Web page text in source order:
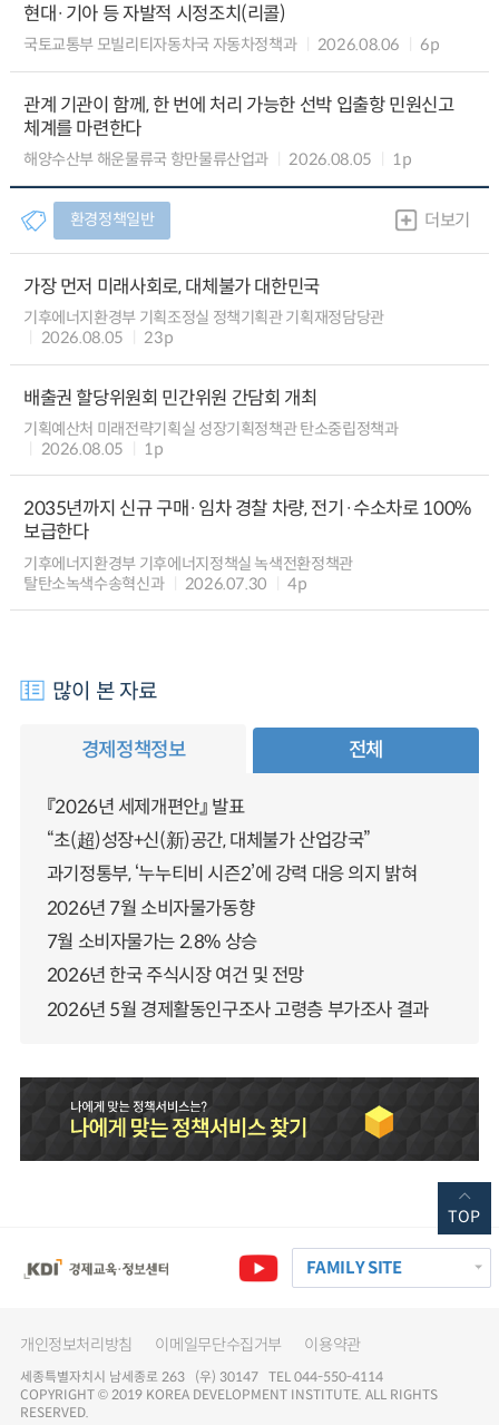
현대·기아 등 자발적 시정조치(리콜)
국토교통부 모빌리티자동차국 자동차정책과 2026.08.06 6p
관계 기관이 함께, 한 번에 처리 가능한 선박 입출항 민원신고
체계를 마련한다
해양수산부 해운물류국 항만물류산업과 2026.08.05 1p
환경정책일반 더보기
가장 먼저 미래사회로, 대체불가 대한민국
기후에너지환경부 기획조정실 정책기획관 기획재정담당관
2026.08.05
23p
배출권 할당위원회 민간위원 간담회 개최
기획예산처 미래전략기획실 성장기획정책관 탄소중립정책과
2026.08.05
1p
2035년까지 신규 구매·임차 경찰 차량, 전기·수소차로 100%
보급한다
기후에너지환경부 기후에너지정책실 녹색전환정책관
탈탄소녹색수송혁신과
2026.07.30 4p
많이 본 자료
경제정책정보 전체
『2026년 세제개편안』 발표
“초(超)성장+신(新)공간, 대체불가 산업강국”
과기정통부, ‘누누티비 시즌2’에 강력 대응 의지 밝혀
2026년 7월 소비자물가동향
7월 소비자물가는 2.8% 상승
2026년 한국 주식시장 여건 및 전망
2026년 5월 경제활동인구조사 고령층 부가조사 결과
FAMILY SITE
개인정보처리방침 이메일무단수집거부 이용약관
세종특별자치시 남세종로 263 (우) 30147 TEL 044-550-4114
COPYRIGHT © 2019 KOREA DEVELOPMENT INSTITUTE. ALL RIGHTS
RESERVED.
TOP